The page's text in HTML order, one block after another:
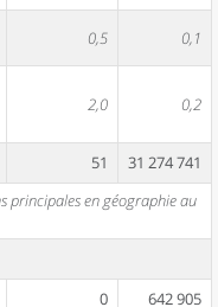
0,5 0,1
2,0 0,2
51
31 274 741
principales en géographie au
0
642 905